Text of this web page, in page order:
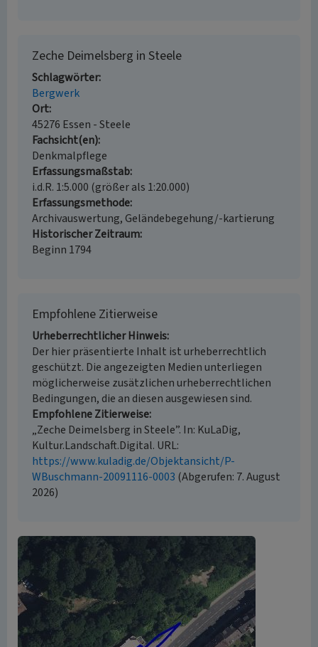
Zeche Deimelsberg in Steele
Schlagwörter
Bergwerk
Ort
45276 Essen - Steele
Fachsicht(en)
Denkmalpflege
Erfassungsmaßstab
i.d.R. 1:5.000 (größer als 1:20.000)
Erfassungsmethode
Archivauswertung, Geländebegehung/-kartierung
Historischer Zeitraum
Beginn 1794
Empfohlene Zitierweise
Urheberrechtlicher Hinweis
Der hier präsentierte Inhalt ist urheberrechtlich
geschützt. Die angezeigten Medien unterliegen
möglicherweise zusätzlichen urheberrechtlichen
Bedingungen, die an diesen ausgewiesen sind.
Empfohlene Zitierweise
„Zeche Deimelsberg in Steele”. In: KuLaDig,
Kultur.Landschaft.Digital. URL:
https://www.kuladig.de/Objektansicht/P-
WBuschmann-20091116-0003 (Abgerufen: 7. August
2026)